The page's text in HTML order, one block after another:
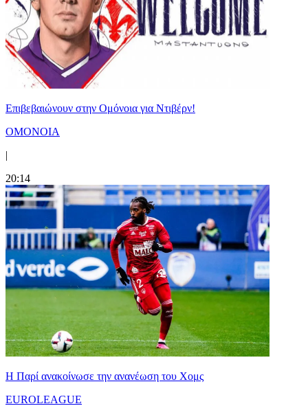
Επιβεβαιώνουν στην Ομόνοια για Ντιβέρν!
ΟΜΟΝΟΙΑ
|
20:14
Η Παρί ανακοίνωσε την ανανέωση του Χομς
EUROLEAGUE